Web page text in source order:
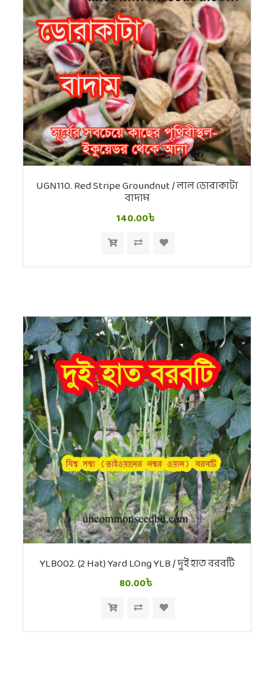
UGN110. Red Stripe Groundnut / লাল ডোরাকাটা
বাদাম
140.00৳
YLB002. (2 Hat) Yard LOng YLB / দুই হাত বরবটি
80.00৳